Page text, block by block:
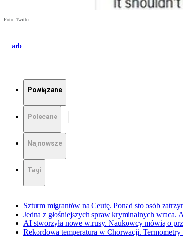
Foto: Twitter
arb
Powiązane
Polecane
Najnowsze
Tagi
Szturm migrantów na Ceutę. Ponad sto osób
Jedna z głośniejszych spraw kryminalnych wraca.
AI stworzyła nowe wirusy. Naukowcy mówią o
Rekordowa temperatura w Chorwacji. Termometry